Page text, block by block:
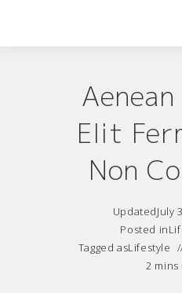
content
Elit
Non
UpdatedJuly
Posted in
Tagged asLifestyle
2 mins